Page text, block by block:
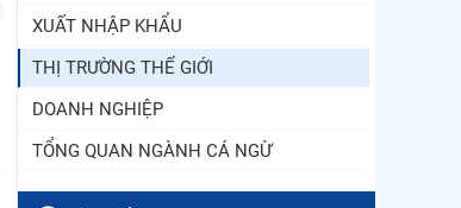
XUẤT NHẬP KHẨU
THỊ TRƯỜNG THẾ GIỚI
DOANH NGHIỆP
TỔNG QUAN NGÀNH CÁ NGỪ